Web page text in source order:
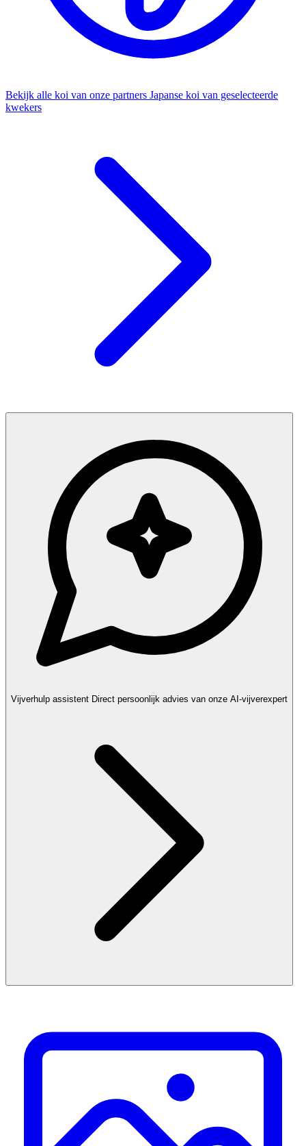
Bekijk alle koi van onze partners Japanse koi van geselecteerde
kwekers
Vijverhulp assistent Direct persoonlijk advies van onze AI-vijverexpert